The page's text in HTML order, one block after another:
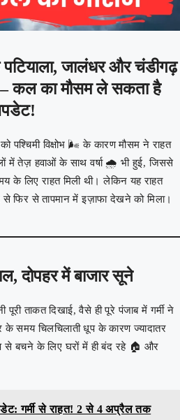
जालंधर और चंडीगढ़
कल का मौसम ले सकता है
पश्चिमी विक्षोभ 🌬️ के कारण मौसम ने राहत
में तेज़ हवाओं के साथ वर्षा 🌧️ भी हुई, जिससे
के लिए राहत मिली थी। लेकिन यह राहत
से फिर से तापमान में इज़ाफा देखने को मिला।
दोपहर में बाजार सूने
ताकत दिखाई, वैसे ही पूरे पंजाब में गर्मी ने
के समय चिलचिलाती धूप के कारण ज्यादातर
से बचने के लिए घरों में ही बंद रहे 🏠 और
गर्मी से राहत! 2 से 4 अप्रैल तक